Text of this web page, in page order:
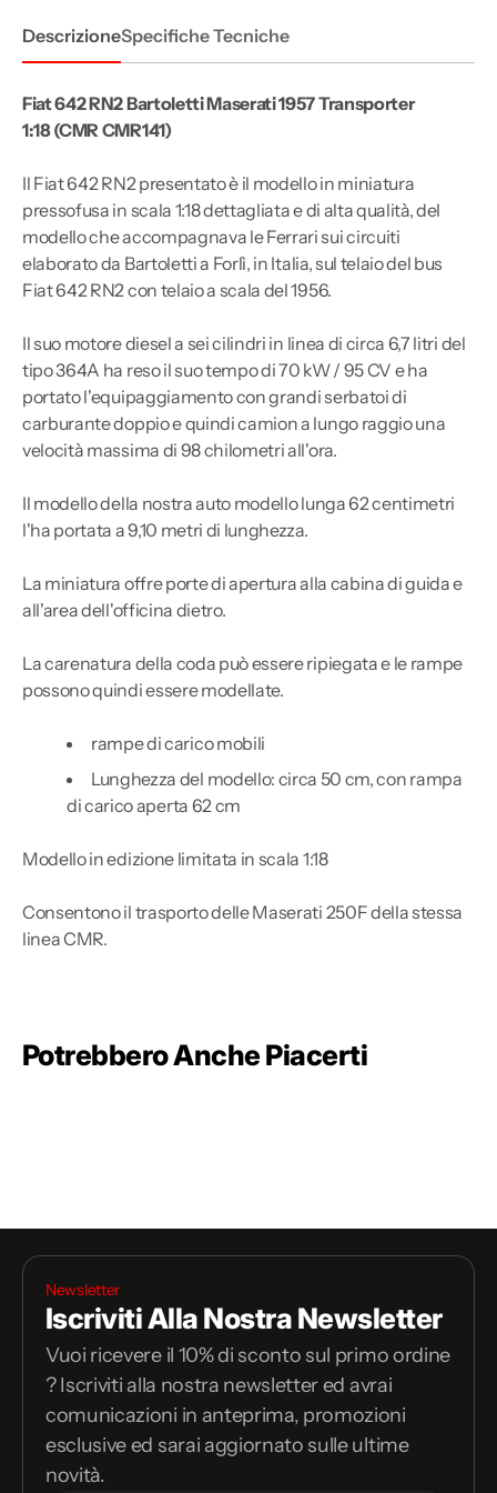
DescrizioneSpecifiche Tecniche
Fiat 642 RN2 Bartoletti Maserati 1957 Transporter
1:18 (CMR CMR141)
Il Fiat 642 RN2 presentato è il modello in miniatura
pressofusa in scala 1:18 dettagliata e di alta qualità, del
modello che accompagnava le Ferrari sui circuiti
elaborato da Bartoletti a Forlì, in Italia, sul telaio del bus
Fiat 642 RN2 con telaio a scala del 1956.
Il suo motore diesel a sei cilindri in linea di circa 6,7 litri del
tipo 364A ha reso il suo tempo di 70 kW / 95 CV e ha
portato l'equipaggiamento con grandi serbatoi di
carburante doppio e quindi camion a lungo raggio una
velocità massima di 98 chilometri all'ora.
Il modello della nostra auto modello lunga 62 centimetri
l'ha portata a 9,10 metri di lunghezza.
La miniatura offre porte di apertura alla cabina di guida e
all'area dell'officina dietro.
La carenatura della coda può essere ripiegata e le rampe
possono quindi essere modellate.
rampe di carico mobili
Lunghezza del modello: circa 50 cm, con rampa
di carico aperta 62 cm
Modello in edizione limitata in scala 1:18
Consentono il trasporto delle Maserati 250F della stessa
linea CMR.
Potrebbero Anche Piacerti
Newsletter
Iscriviti Alla Nostra Newsletter
Vuoi ricevere il 10% di sconto sul primo ordine
? Iscriviti alla nostra newsletter ed avrai
comunicazioni in anteprima, promozioni
esclusive ed sarai aggiornato sulle ultime
novità.